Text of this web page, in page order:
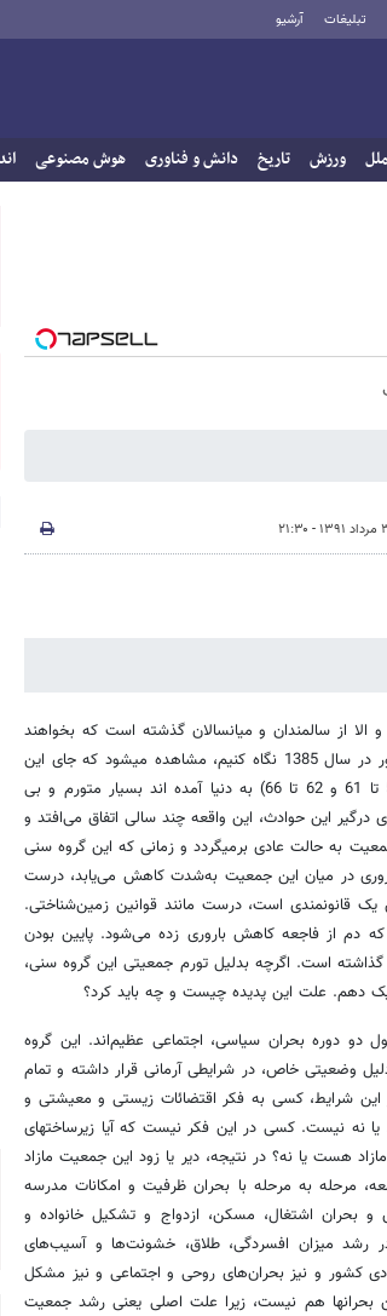
تبلیغات آرشیو
ورزش تاریخ دانش و فناوری هوش مصنوعی
۲۱:۳۰
از سالمندان و میانسالان گذشته است که بخواهند
تعداد موالید را افزایش دهند. اگر به هرم سنی جمعیت کشور در سال 1385 نگاه کنیم، مشاهده میشود که جای این
گروه سنی که در دو مقطع انقلاب و جنگ (یعنی از سال 57 تا 61 و 62 تا 66) به دنیا آمده اند بسیار متورم و بی
این حوادث، این واقعه چند سالی اتفاق می‌افتد و
به حالت عادی برمیگردد و زمانی که این گروه سنی
در میان این جمعیت به‌شدت کاهش می‌یابد، درست
قانونمندی است، درست مانند قوانین زمین‌شناختی.
که دم از فاجعه کاهش باروری زده می‌شود. پایین بودن
گذاشته است. اگرچه بدلیل تورم جمعیتی این گروه سنی،
دهم. علت این پدیده چیست و چه باید کرد؟
دو دوره بحران سیاسی، اجتماعی عظیم‌اند. این گروه
وضعیتی خاص، در شرایطی آرمانی قرار داشته و تمام
شرایط، کسی به فکر اقتضائات زیستی و معیشتی و
یا نه نیست. کسی در این فکر نیست که آیا زیرساختهای
هست یا نه؟ در نتیجه، دیر یا زود این جمعیت مازاد
مرحله به مرحله با بحران ظرفیت و امکانات مدرسه
و بحران اشتغال، مسکن، ازدواج و تشکیل خانواده و
رشد میزان افسردگی، طلاق، خشونت‌ها و آسیب‌های
کشور و نیز بحران‌های روحی و اجتماعی و نیز مشکل
بحرانها هم نیست، زیرا علت اصلی یعنی رشد جمعیت